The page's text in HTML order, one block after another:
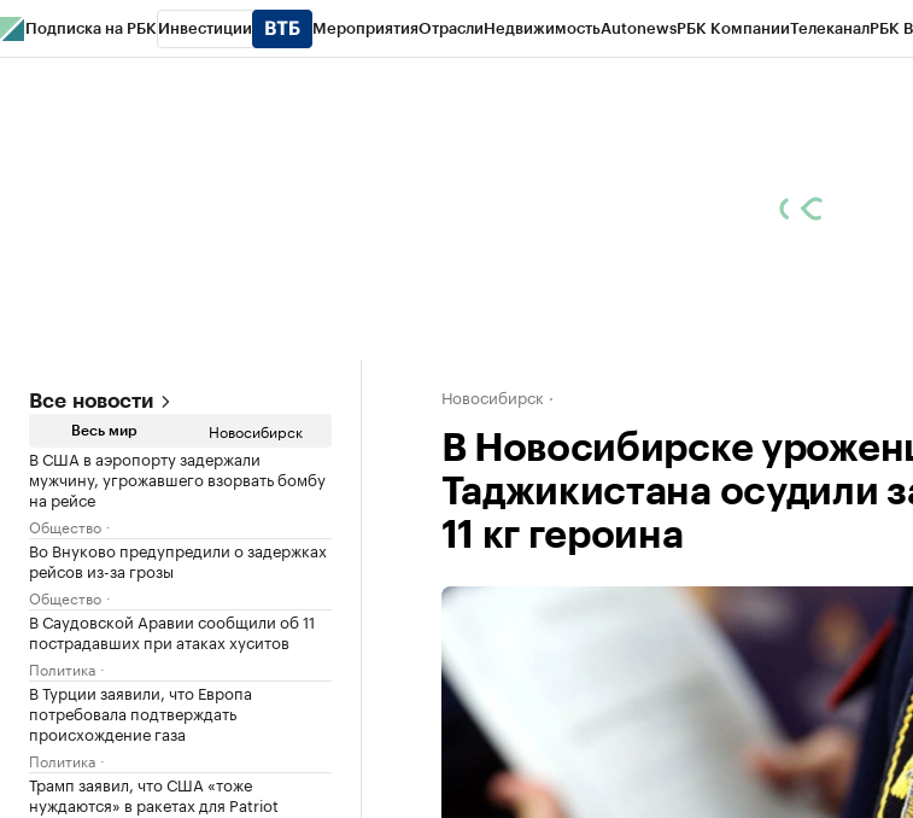
Подписка на РБК Инвестиции МероприятияОтраслиНедвижимостьAutonewsРБК КомпанииТелеканалРБК
Все новости
Весь мир Новосибирск
В США в аэропорту задержали
мужчину, угрожавшего взорвать бомбу
на рейсе
Общество
Во Внуково предупредили о задержках
рейсов из-за грозы
Общество
В Саудовской Аравии сообщили об 11
пострадавших при атаках хуситов
Политика
В Турции заявили, что Европа
потребовала подтверждать
происхождение газа
Политика
Трамп заявил, что США «тоже
нуждаются» в ракетах для Patriot
Новосибирск
В Новосибирске
Таджикистана осудили
11 кг героина